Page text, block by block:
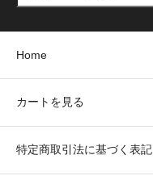
Home
カートを見る
特定商取引法に基づく表記